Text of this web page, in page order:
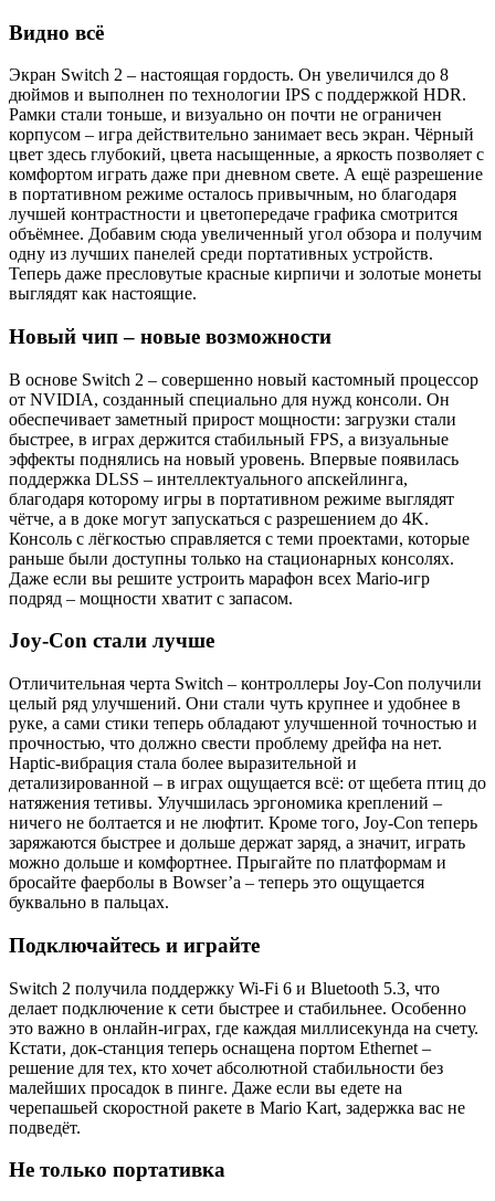
Видно всё
Экран Switch 2 – настоящая гордость. Он увеличился до 8
дюймов и выполнен по технологии IPS с поддержкой HDR.
Рамки стали тоньше, и визуально он почти не ограничен
корпусом – игра действительно занимает весь экран. Чёрный
цвет здесь глубокий, цвета насыщенные, а яркость позволяет с
комфортом играть даже при дневном свете. А ещё разрешение
в портативном режиме осталось привычным, но благодаря
лучшей контрастности и цветопередаче графика смотрится
объёмнее. Добавим сюда увеличенный угол обзора и получим
одну из лучших панелей среди портативных устройств.
Теперь даже пресловутые красные кирпичи и золотые монеты
выглядят как настоящие.
Новый чип – новые возможности
В основе Switch 2 – совершенно новый кастомный процессор
от NVIDIA, созданный специально для нужд консоли. Он
обеспечивает заметный прирост мощности: загрузки стали
быстрее, в играх держится стабильный FPS, а визуальные
эффекты поднялись на новый уровень. Впервые появилась
поддержка DLSS – интеллектуального апскейлинга,
благодаря которому игры в портативном режиме выглядят
чётче, а в доке могут запускаться с разрешением до 4K.
Консоль с лёгкостью справляется с теми проектами, которые
раньше были доступны только на стационарных консолях.
Даже если вы решите устроить марафон всех Mario-игр
подряд – мощности хватит с запасом.
Joy-Con стали лучше
Отличительная черта Switch – контроллеры Joy-Con получили
целый ряд улучшений. Они стали чуть крупнее и удобнее в
руке, а сами стики теперь обладают улучшенной точностью и
прочностью, что должно свести проблему дрейфа на нет.
Haptic-вибрация стала более выразительной и
детализированной – в играх ощущается всё: от щебета птиц до
натяжения тетивы. Улучшилась эргономика креплений –
ничего не болтается и не люфтит. Кроме того, Joy-Con теперь
заряжаются быстрее и дольше держат заряд, а значит, играть
можно дольше и комфортнее. Прыгайте по платформам и
бросайте фаерболы в Bowser’а – теперь это ощущается
буквально в пальцах.
Подключайтесь и играйте
Switch 2 получила поддержку Wi-Fi 6 и Bluetooth 5.3, что
делает подключение к сети быстрее и стабильнее. Особенно
это важно в онлайн-играх, где каждая миллисекунда на счету.
Кстати, док-станция теперь оснащена портом Ethernet –
решение для тех, кто хочет абсолютной стабильности без
малейших просадок в пинге. Даже если вы едете на
черепашьей скоростной ракете в Mario Kart, задержка вас не
подведёт.
Не только портативка